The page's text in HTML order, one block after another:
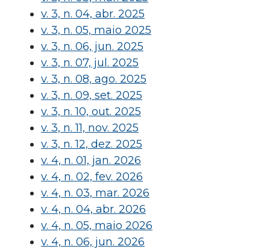
v. 3, n. 04, abr. 2025
v. 3, n. 05, maio 2025
v. 3, n. 06, jun. 2025
v. 3, n. 07, jul. 2025
v. 3, n. 08, ago. 2025
v. 3, n. 09, set. 2025
v. 3, n. 10, out. 2025
v. 3, n. 11, nov. 2025
v. 3, n. 12, dez. 2025
v. 4, n. 01, jan. 2026
v. 4, n. 02, fev. 2026
v. 4, n. 03, mar. 2026
v. 4, n. 04, abr. 2026
v. 4, n. 05, maio 2026
v. 4, n. 06, jun. 2026